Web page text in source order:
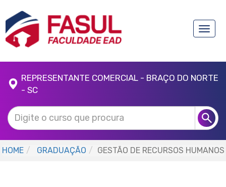
Toggle
REPRESENTANTE COMERCIAL - BRAÇO DO NORTE
- SC
HOME GRADUAÇÃO GESTÃO DE RECURSOS HUMANOS